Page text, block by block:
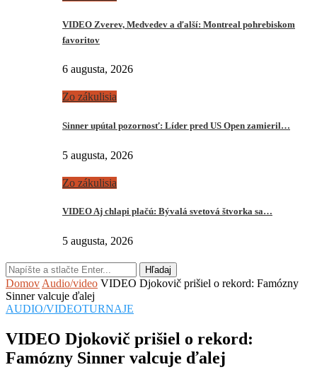
VIDEO Zverev, Medvedev a ďalší: Montreal pohrebiskom
favoritov
6 augusta, 2026
Zo zákulisia
Sinner upútal pozornosť: Líder pred US Open zamieril…
5 augusta, 2026
Zo zákulisia
VIDEO Aj chlapi plačú: Bývalá svetová štvorka sa…
5 augusta, 2026
Hľadaj
Domov Audio/video VIDEO Djokovič prišiel o rekord: Famózny
Sinner valcuje ďalej
AUDIO/VIDEOTURNAJE
VIDEO Djokovič prišiel o rekord:
Famózny Sinner valcuje ďalej